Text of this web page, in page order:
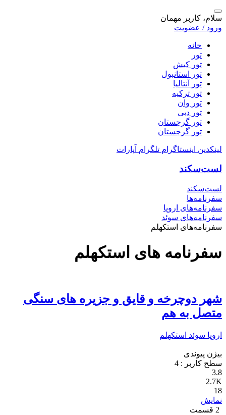
سلام، کاربر مهمان
ورود / عضویت
خانه
تور
تور کیش
تور استانبول
تور آنتالیا
تور ترکیه
تور وان
تور دبی
تور گرجستان
تور گرجستان
لینکدین اینستاگرام تلگرام آپارات
لست‌سکند
لست‌سکند
سفرنامه‌ها
سفرنامه‌های اروپا
سفرنامه‌های سوئد
سفرنامه‌های استکهلم
سفرنامه های استکهلم
شهر دوچرخه و قایق و جزیره های سنگی
متصل به هم
اروپا سوئد استکهلم
بیژن پیوندی
سطح کاربر : 4
3.8
2.7K
18
نمایش
2 قسمت